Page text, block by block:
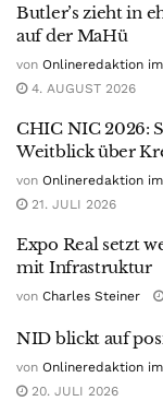
Butler’s zieht in
auf der MaHü
von Onlineredaktion
4. AUGUST 2026
CHIC NIC 2026:
Weitblick über
von Onlineredaktion
21. JULI 2026
Expo Real setzt
mit Infrastruktur
von Charles Steiner
NID blickt auf
von Onlineredaktion
20. JULI 2026